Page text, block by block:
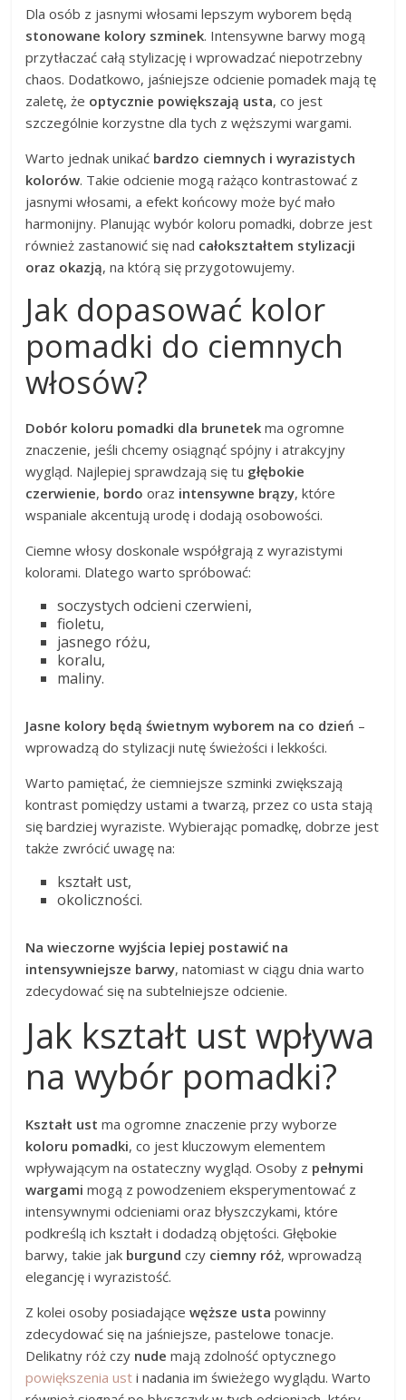
Dla osób z jasnymi włosami lepszym wyborem będą
stonowane kolory szminek. Intensywne barwy mogą
przytłaczać całą stylizację i wprowadzać niepotrzebny
chaos. Dodatkowo, jaśniejsze odcienie pomadek mają tę
zaletę, że optycznie powiększają usta, co jest
szczególnie korzystne dla tych z węższymi wargami.
Warto jednak unikać bardzo ciemnych i wyrazistych
kolorów. Takie odcienie mogą rażąco kontrastować z
jasnymi włosami, a efekt końcowy może być mało
harmonijny. Planując wybór koloru pomadki, dobrze jest
również zastanowić się nad całokształtem stylizacji
oraz okazją, na którą się przygotowujemy.
Jak dopasować kolor
pomadki do ciemnych
włosów?
Dobór koloru pomadki dla brunetek ma ogromne
znaczenie, jeśli chcemy osiągnąć spójny i atrakcyjny
wygląd. Najlepiej sprawdzają się tu głębokie
czerwienie, bordo oraz intensywne brązy, które
wspaniale akcentują urodę i dodają osobowości.
Ciemne włosy doskonale współgrają z wyrazistymi
kolorami. Dlatego warto spróbować:
soczystych odcieni czerwieni,
fioletu,
jasnego różu,
koralu,
maliny.
Jasne kolory będą świetnym wyborem na co dzień –
wprowadzą do stylizacji nutę świeżości i lekkości.
Warto pamiętać, że ciemniejsze szminki zwiększają
kontrast pomiędzy ustami a twarzą, przez co usta stają
się bardziej wyraziste. Wybierając pomadkę, dobrze jest
także zwrócić uwagę na:
kształt ust,
okoliczności.
Na wieczorne wyjścia lepiej postawić na
intensywniejsze barwy, natomiast w ciągu dnia warto
zdecydować się na subtelniejsze odcienie.
Jak kształt ust wpływa
na wybór pomadki?
Kształt ust ma ogromne znaczenie przy wyborze
koloru pomadki, co jest kluczowym elementem
wpływającym na ostateczny wygląd. Osoby z pełnymi
wargami mogą z powodzeniem eksperymentować z
intensywnymi odcieniami oraz błyszczykami, które
podkreślą ich kształt i dodadzą objętości. Głębokie
barwy, takie jak burgund czy ciemny róż, wprowadzą
elegancję i wyrazistość.
Z kolei osoby posiadającewęższe usta powinny
zdecydować się na jaśniejsze, pastelowe tonacje.
Delikatny róż czy nude mają zdolność optycznego
powiększenia ust i nadania im świeżego wyglądu. Warto